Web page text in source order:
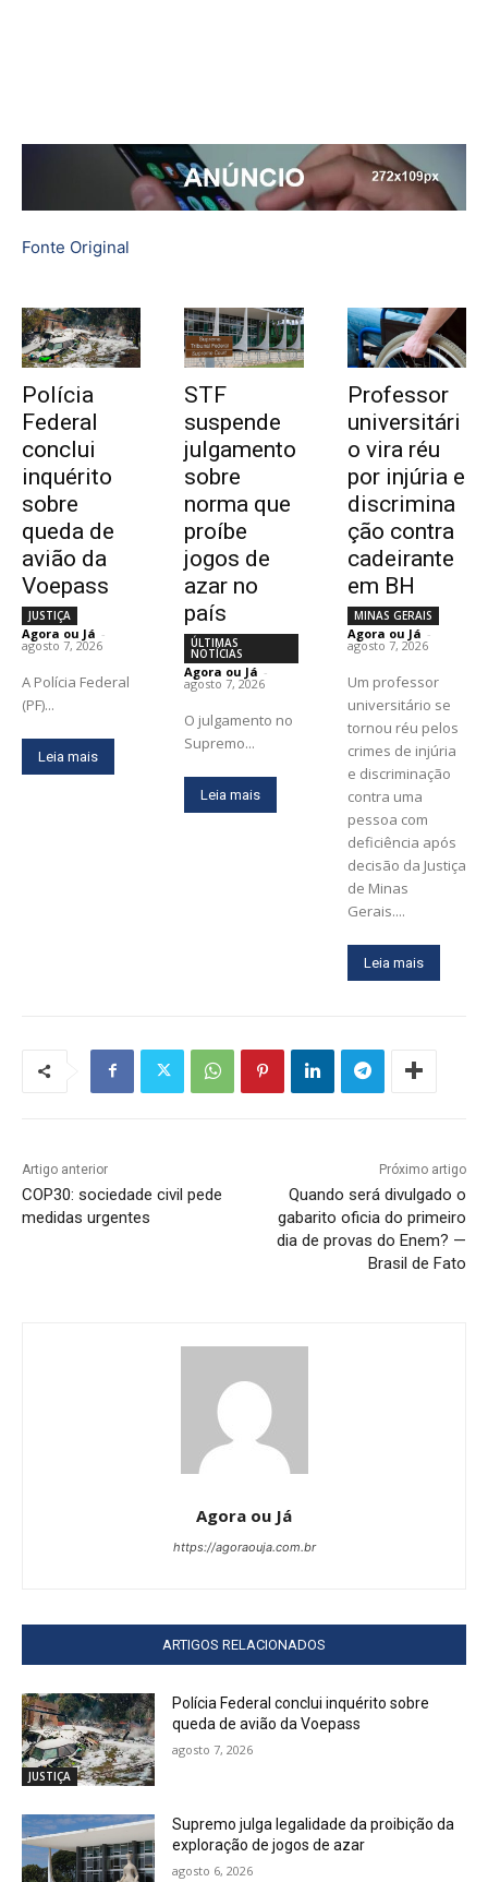
Fonte Original
Polícia
Federal
conclui
inquérito
sobre
queda de
avião da
Voepass
JUSTIÇA
Agora ou Já -
agosto 7, 2026
A Polícia Federal
(PF)...
Leia mais
STF
suspende
julgamento
sobre
norma que
proíbe
jogos de
azar no
país
ÚLTIMAS
NOTÍCIAS
Agora ou Já -
agosto 7, 2026
O julgamento no
Supremo...
Leia mais
Professor
universitári
o vira réu
por injúria e
discrimina
ção contra
cadeirante
em BH
MINAS GERAIS
Agora ou Já -
agosto 7, 2026
Um professor
universitário se
tornou réu pelos
crimes de injúria
e discriminação
contra uma
pessoa com
deficiência após
decisão da Justiça
de Minas
Gerais....
Leia mais
Artigo anterior
COP30: sociedade civil pede
medidas urgentes
Próximo artigo
Quando será divulgado o
gabarito oficia do primeiro
dia de provas do Enem? —
Brasil de Fato
Agora ou Já
https://agoraouja.com.br
ARTIGOS RELACIONADOS
JUSTIÇA
Polícia Federal conclui inquérito sobre
queda de avião da Voepass
agosto 7, 2026
Supremo julga legalidade da proibição da
exploração de jogos de azar
agosto 6, 2026